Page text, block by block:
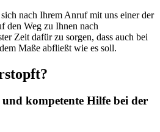
nach Ihrem Anruf mit uns einer der
den Weg zu Ihnen nach
Zeit dafür zu sorgen, dass auch bei
Maße abfließt wie es soll.
und kompetente Hilfe bei der